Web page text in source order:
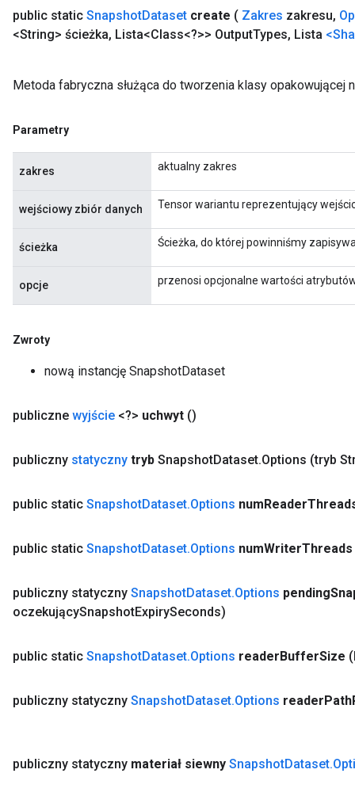
public static SnapshotDataset create ( Zakres zakresu,
<String> ścieżka, Lista<Class<?>> OutputTypes, Lista
Metoda fabryczna służąca do tworzenia klasy opakowującej
Parametry
zakres aktualny zakres
wejściowy zbiór danych Tensor wariantu reprezentujący
ścieżka Ścieżka, do której powinniśmy
opcje przenosi opcjonalne wartości
Zwroty
nową instancję SnapshotDataset
publiczne wyjście <?> uchwyt ()
publiczny statyczny tryb SnapshotDataset.Options (tryb
public static SnapshotDataset.Options numReader
public static SnapshotDataset.Options numWriterThreads
publiczny statyczny SnapshotDataset.Options pending
oczekującySnapshotExpirySeconds)
public static SnapshotDataset.Options readerBufferSize
publiczny statyczny SnapshotDataset.Options readerPath
publiczny statyczny materiał siewny SnapshotDataset.